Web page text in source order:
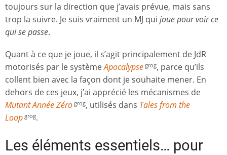
toujours sur la direction que j’avais prévue, mais sans
trop la suivre. Je suis vraiment un MJ qui joue pour voir ce
qui se passe.
Quant à ce que je joue, il s’agit principalement de JdR
motorisés par le systèmeApocalypse grog, parce qu’ils
collent bien avec la façon dont je souhaite mener. En
dehors de ces jeux, j’ai apprécié les mécanismes de
Mutant Année Zéro grog, utilisés dans Tales from the
Loop grog.
Les éléments essentiels… pour